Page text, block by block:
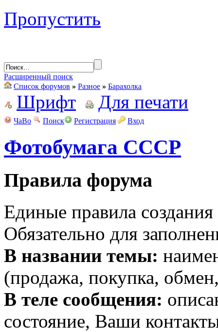
Пропустить
Расширенный поиск
Список форумов » Разное » Барахолка
Шрифт Для печати
ЧаВо Поиск Регистрация Вход
Фотобумага СССР
Правила форума
Единые правила
Обязательно для
В названии темы:
(продажа, покупка,
В теле сообщения:
состояние, Ваши